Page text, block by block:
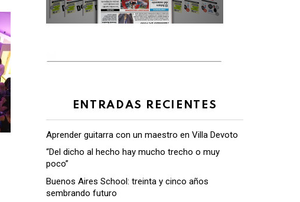
ENTRADAS RECIENTES
Aprender guitarra con un maestro en Villa Devoto
“Del dicho al hecho hay mucho trecho o muy
poco”
Buenos Aires School: treinta y cinco años
sembrando futuro